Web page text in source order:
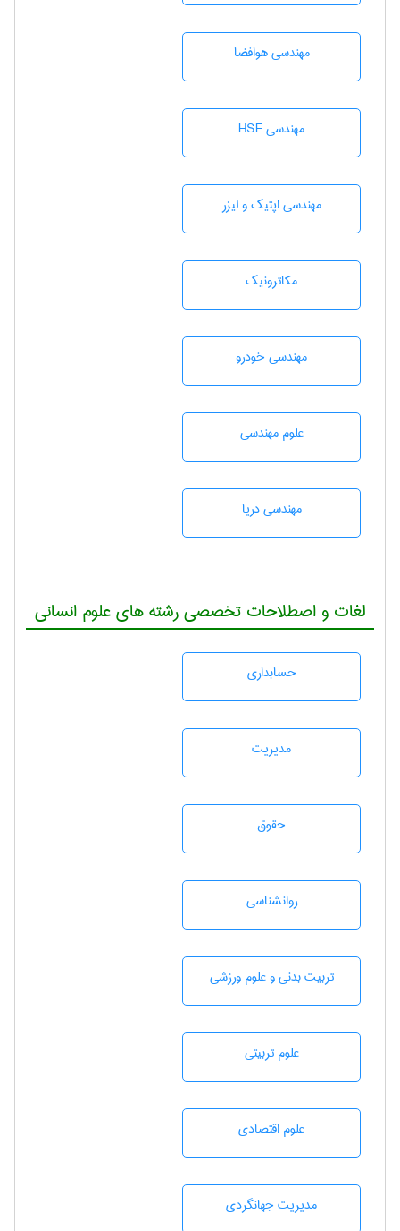
مهندسی هوافضا
مهندسی HSE
مهندسی اپتیک و لیزر
مکاترونیک
مهندسی خودرو
علوم مهندسی
مهندسی دریا
لغات و اصطلاحات تخصصی رشته های علوم انسانی
حسابداری
مديريت
حقوق
روانشناسی
تربيت بدنی و علوم ورزشی
علوم تربيتی
علوم اقتصادی
مديريت جهانگردی